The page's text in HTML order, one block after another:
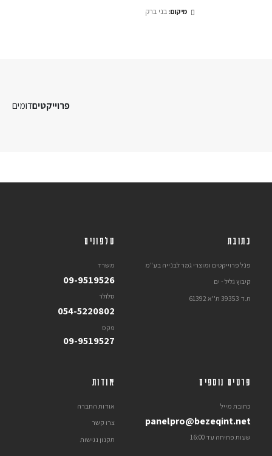
מיקום: בני ברק
דומיםפרוייקטים
כתובת
פנל פרוייקטים ומוצרי גמר לבנייה בע"מ
קיבוץ גליל - ים
ת.ד 39353 ת''א 61392
טלפונים
משרד
09-9519526
סלולר
054-5220802
פקס
09-9519527
פרטים נוספים
כתובת מייל
panelpro@bezeqint.net
שעות פתיחה עד 16:00
אודות
אודות החברה
צרו קשר
תקנון נגישות